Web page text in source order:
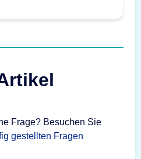
Frage? Besuchen Sie
gestellten Fragen